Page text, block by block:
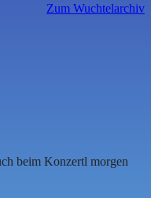
Zum Wuchtelarchiv
beim Konzertl morgen